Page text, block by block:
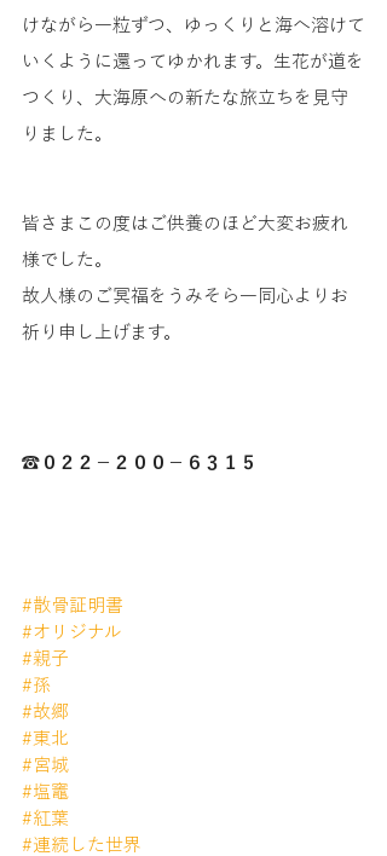
けながら一粒ずつ、ゆっくりと海へ溶けて
いくように還ってゆかれます。生花が道を
つくり、大海原への新たな旅立ちを見守
りました。
皆さまこの度はご供養のほど大変お疲れ
様でした。
故人様のご冥福をうみそら一同心よりお
祈り申し上げます。
☎０２２－２００－６３１５
#散骨証明書
#オリジナル
#親子
#孫
#故郷
#東北
#宮城
#塩竈
#紅葉
#連続した世界